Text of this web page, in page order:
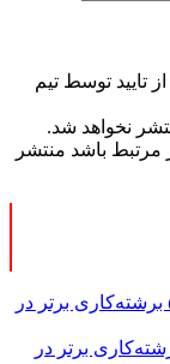
تایید توسط تیم
نخواهد شد.
مرتبط باشد منتشر
از کجا بخریم؟ معرفی ۵ برشته‌کاری برتر در